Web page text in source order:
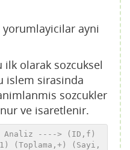
ayni
ilk olarak sozcuksel
islem sirasinda
sozcukler
ve isaretlenir.
Analiz ----> (ID,f)
(Toplama,+) (Sayi,